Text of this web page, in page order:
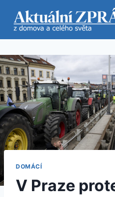
obsah
DOMÁCÍ
V Praze